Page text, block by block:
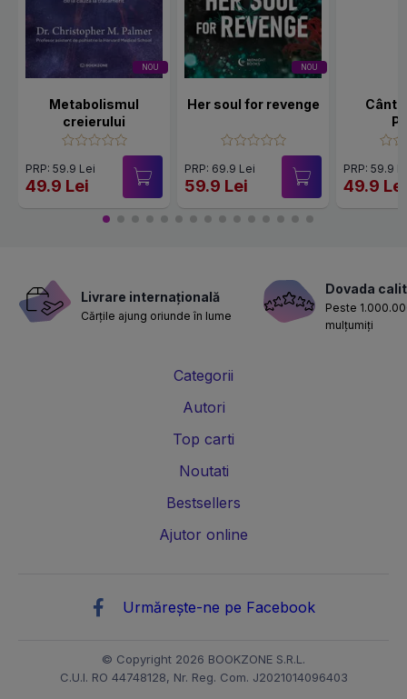
NOU
Metabolismul
creierului
PRP: 59.9 Lei
49.9 Lei
NOU
Her soul for revenge
PRP: 69.9 Lei
59.9 Lei
PRP: 59.9
49.9 Lei
Livrare internațională
Cărțile ajung oriunde în lume
Dovada
Peste
mulțumiți
Categorii
Autori
Top carti
Noutati
Bestsellers
Ajutor online
Urmărește-ne pe Facebook
© Copyright 2026 BOOKZONE S.R.L.
C.U.I. RO 44748128, Nr. Reg. Com. J2021014096403